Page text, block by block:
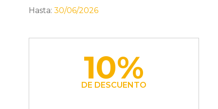
Hasta:30/06/2026
10%
DE DESCUENTO